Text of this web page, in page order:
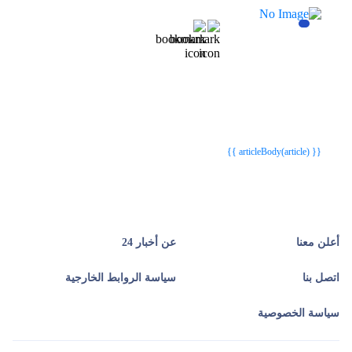
{{ articleBody(article) }}
أعلن معنا عن أخبار 24
اتصل بنا سياسة الروابط الخارجية
سياسة الخصوصية